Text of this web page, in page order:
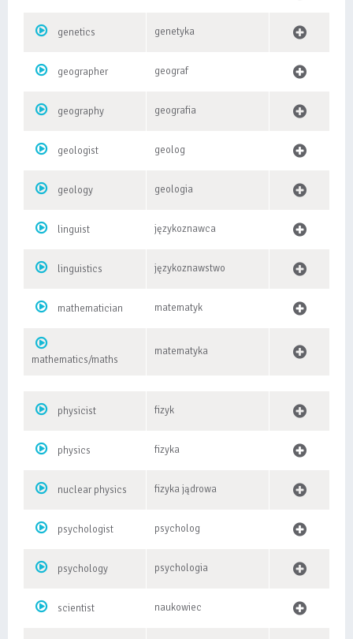
genetics genetyka
geographer geograf
geography geografia
geologist geolog
geology geologia
linguist językoznawca
linguistics językoznawstwo
mathematician matematyk
mathematics/maths
matematyka
physicist fizyk
physics fizyka
nuclear physics fizyka jądrowa
psychologist psycholog
psychology psychologia
scientist naukowiec